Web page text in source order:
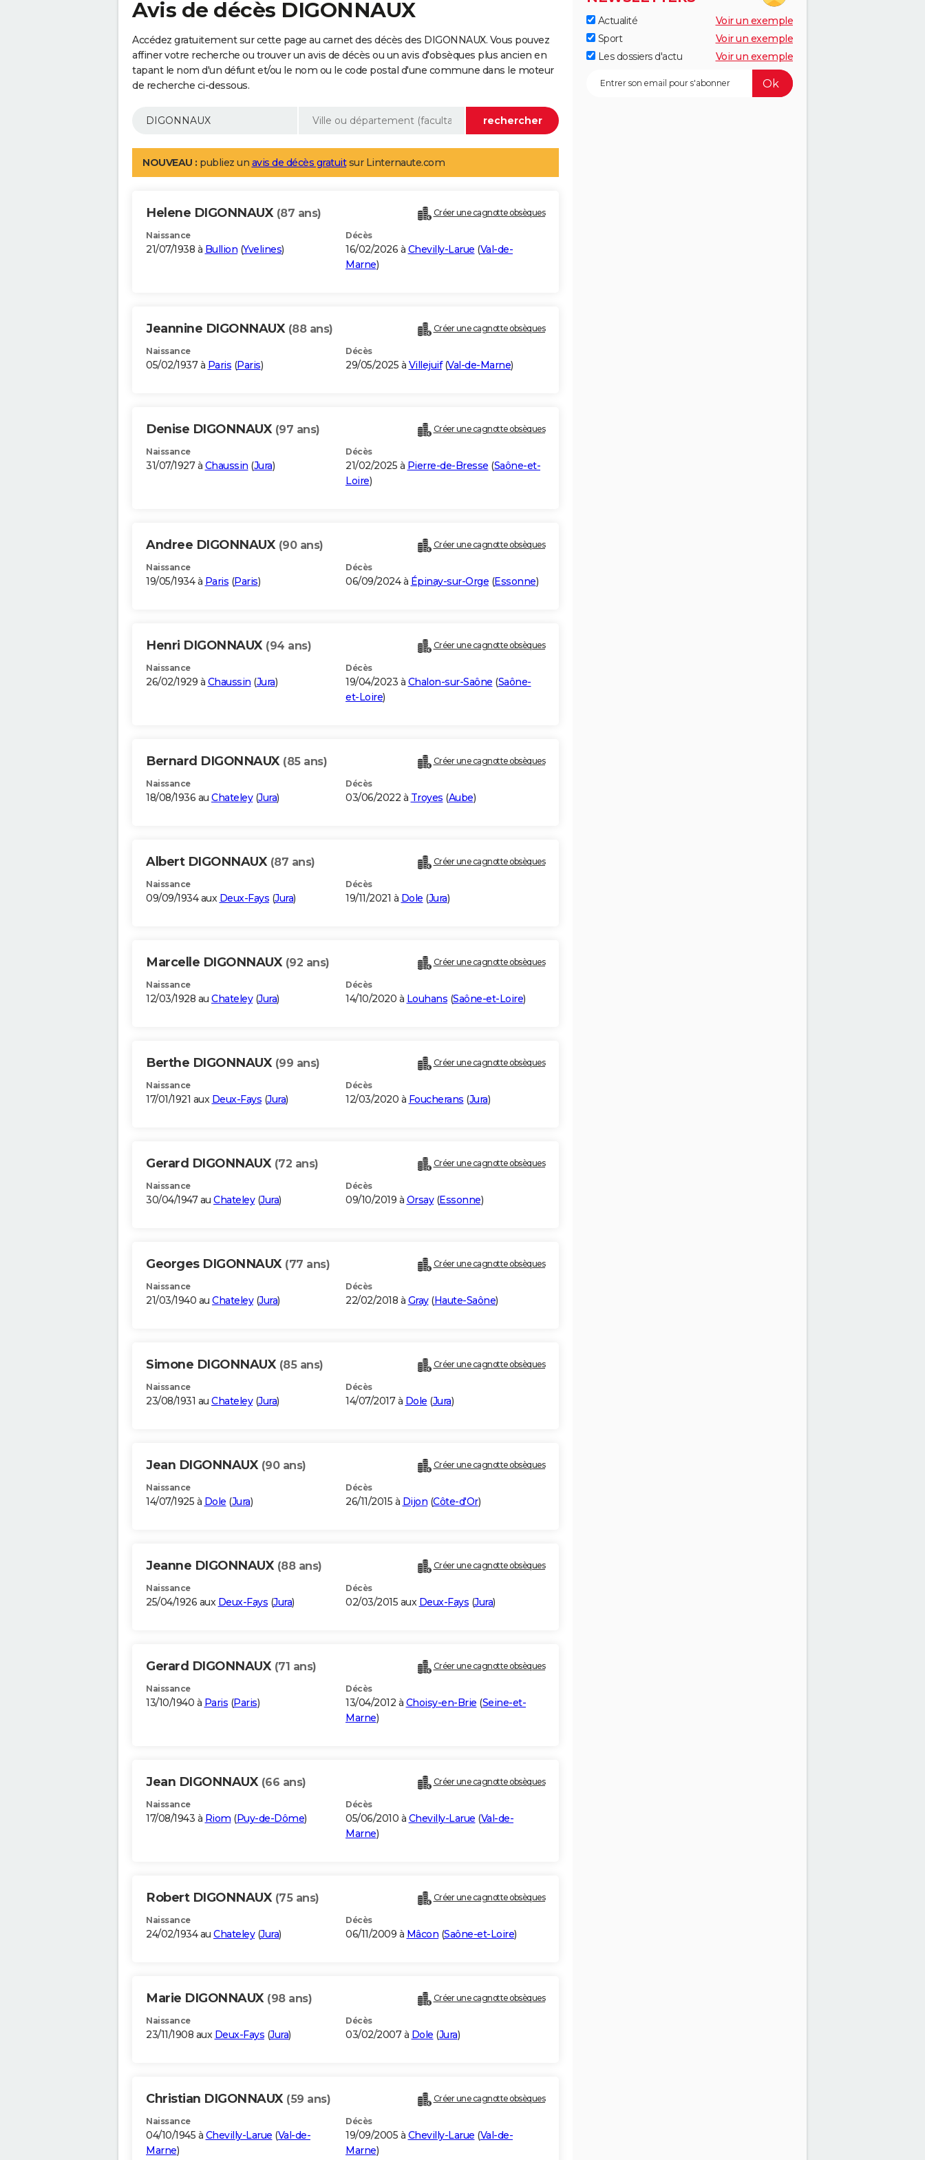
Avis de décès DIGONNAUX
Accédez gratuitement sur cette page au carnet des décès des DIGONNAUX. Vous pouvez
affiner votre recherche ou trouver un avis de décès ou un avis d'obsèques plus ancien en
tapant le nom d'un défunt et/ou le nom ou le code postal d'une commune dans le moteur
de recherche ci-dessous.
NOUVEAU : publiez un avis de décès gratuitsur Linternaute.com
Helene DIGONNAUX (87 ans) Créer une cagnotte obsèques
Naissance
21/07/1938 à Bullion (Yvelines)
Décès
16/02/2026 à Chevilly-Larue (Val-de-
Marne)
Jeannine DIGONNAUX (88 ans) Créer une cagnotte obsèques
Naissance
05/02/1937 à Paris (Paris)
Décès
29/05/2025 à Villejuif(Val-de-Marne)
Denise DIGONNAUX (97 ans) Créer une cagnotte obsèques
Naissance
31/07/1927 à Chaussin (Jura)
Décès
21/02/2025 à Pierre-de-Bresse (Saône-et-
Loire)
Andree DIGONNAUX (90 ans) Créer une cagnotte obsèques
Naissance
19/05/1934 à Paris (Paris)
Décès
06/09/2024 à Épinay-sur-Orge (Essonne)
Henri DIGONNAUX (94 ans) Créer une cagnotte obsèques
Naissance
26/02/1929 à Chaussin (Jura)
Décès
19/04/2023 à Chalon-sur-Saône (Saône-
et-Loire)
Bernard DIGONNAUX (85 ans) Créer une cagnotte obsèques
Naissance
18/08/1936 au Chateley(Jura)
Décès
03/06/2022 à Troyes (Aube)
Albert DIGONNAUX (87 ans) Créer une cagnotte obsèques
Naissance
09/09/1934 aux Deux-Fays (Jura)
Décès
19/11/2021 à Dole (Jura)
Marcelle DIGONNAUX (92 ans) Créer une cagnotte obsèques
Naissance
12/03/1928 au Chateley(Jura)
Décès
14/10/2020 à Louhans (Saône-et-Loire)
Berthe DIGONNAUX (99 ans) Créer une cagnotte obsèques
Naissance
17/01/1921 aux Deux-Fays (Jura)
Décès
12/03/2020 à Foucherans (Jura)
Gerard DIGONNAUX (72 ans) Créer une cagnotte obsèques
Naissance
30/04/1947 au Chateley(Jura)
Décès
09/10/2019 à Orsay(Essonne)
Georges DIGONNAUX (77 ans) Créer une cagnotte obsèques
Naissance
21/03/1940 au Chateley(Jura)
Décès
22/02/2018 à Gray(Haute-Saône)
Simone DIGONNAUX (85 ans) Créer une cagnotte obsèques
Naissance
23/08/1931 au Chateley(Jura)
Décès
14/07/2017 à Dole (Jura)
Jean DIGONNAUX (90 ans) Créer une cagnotte obsèques
Naissance
14/07/1925 à Dole (Jura)
Décès
26/11/2015 à Dijon (Côte-d'Or)
Jeanne DIGONNAUX (88 ans) Créer une cagnotte obsèques
Naissance
25/04/1926 aux Deux-Fays (Jura)
Décès
02/03/2015 aux Deux-Fays (Jura)
Gerard DIGONNAUX (71 ans) Créer une cagnotte obsèques
Naissance
13/10/1940 à Paris (Paris)
Décès
13/04/2012 à Choisy-en-Brie (Seine-et-
Marne)
Jean DIGONNAUX (66 ans) Créer une cagnotte obsèques
Naissance
17/08/1943 à Riom (Puy-de-Dôme)
Décès
05/06/2010 à Chevilly-Larue (Val-de-
Marne)
Robert DIGONNAUX (75 ans) Créer une cagnotte obsèques
Naissance
24/02/1934 au Chateley(Jura)
Décès
06/11/2009 à Mâcon (Saône-et-Loire)
Marie DIGONNAUX (98 ans) Créer une cagnotte obsèques
Naissance
23/11/1908 aux Deux-Fays (Jura)
Décès
03/02/2007 à Dole (Jura)
Christian DIGONNAUX (59 ans) Créer une cagnotte obsèques
Naissance
04/10/1945 à Chevilly-Larue (Val-de-
Marne)
Décès
19/09/2005 à Chevilly-Larue (Val-de-
Marne)
Actualité
Voir un exemple
Sport
Voir un exemple
Les dossiers d'actu
Voir un exemple